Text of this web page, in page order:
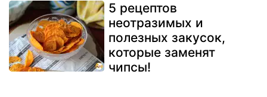
5 рецептов
неотразимых и
полезных закусок,
которые заменят
чипсы!